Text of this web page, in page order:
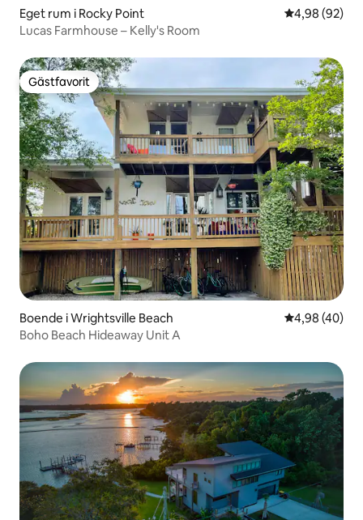
Eget rum i Rocky Point 4,98 av 5 i
4,98 (92)
Lucas Farmhouse – Kelly's Room
Gästfavorit
Gästfavorit
Boende i Wrightsville Beach 4,98 av 5 i
4,98 (40)
Boho Beach Hideaway Unit A